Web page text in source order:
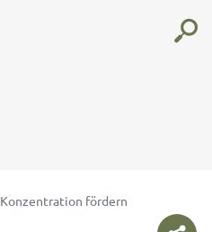
Konzentration fördern